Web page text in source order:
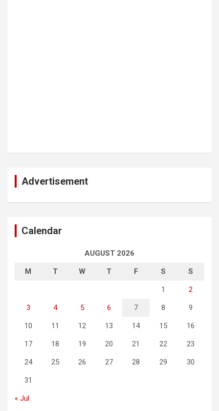
Advertisement
Calendar
AUGUST 2026
M T W T F S S
1 2
3 4 5 6 7 8 9
10 11 12 13 14 15 16
17 18 19 20 21 22 23
24 25 26 27 28 29 30
31
« Jul